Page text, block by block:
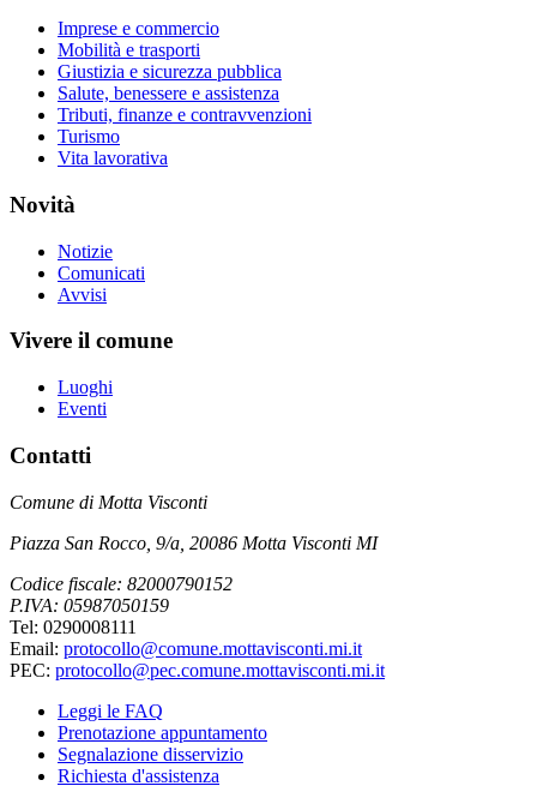
Imprese e commercio
Mobilità e trasporti
Giustizia e sicurezza pubblica
Salute, benessere e assistenza
Tributi, finanze e contravvenzioni
Turismo
Vita lavorativa
Novità
Notizie
Comunicati
Avvisi
Vivere il comune
Luoghi
Eventi
Contatti
Comune di Motta Visconti
Piazza San Rocco, 9/a, 20086 Motta Visconti MI
Codice fiscale: 82000790152
P.IVA: 05987050159
Tel: 0290008111
Email: protocollo@comune.mottavisconti.mi.it
PEC: protocollo@pec.comune.mottavisconti.mi.it
Leggi le FAQ
Prenotazione appuntamento
Segnalazione disservizio
Richiesta d'assistenza